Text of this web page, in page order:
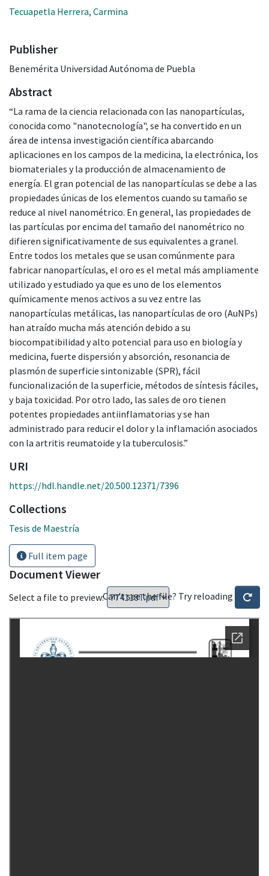
Tecuapetla Herrera, Carmina
Publisher
Benemérita Universidad Autónoma de Puebla
Abstract
“La rama de la ciencia relacionada con las nanopartículas,
conocida como "nanotecnología", se ha convertido en un
área de intensa investigación científica abarcando
aplicaciones en los campos de la medicina, la electrónica, los
biomateriales y la producción de almacenamiento de
energía. El gran potencial de las nanopartículas se debe a las
propiedades únicas de los elementos cuando su tamaño se
reduce al nivel nanométrico. En general, las propiedades de
las partículas por encima del tamaño del nanométrico no
difieren significativamente de sus equivalentes a granel.
Entre todos los metales que se usan comúnmente para
fabricar nanopartículas, el oro es el metal más ampliamente
utilizado y estudiado ya que es uno de los elementos
químicamente menos activos a su vez entre las
nanopartículas metálicas, las nanopartículas de oro (AuNPs)
han atraído mucha más atención debido a su
biocompatibilidad y alto potencial para uso en biología y
medicina, fuerte dispersión y absorción, resonancia de
plasmón de superficie sintonizable (SPR), fácil
funcionalización de la superficie, métodos de síntesis fáciles,
y baja toxicidad. Por otro lado, las sales de oro tienen
potentes propiedades antiinflamatorias y se han
administrado para reducir el dolor y la inflamación asociados
con la artritis reumatoide y la tuberculosis.”
URI
https://hdl.handle.net/20.500.12371/7396
Collections
Tesis de Maestría
Full item page
Document Viewer
Select a file to preview:Can't see the file? Try reloading